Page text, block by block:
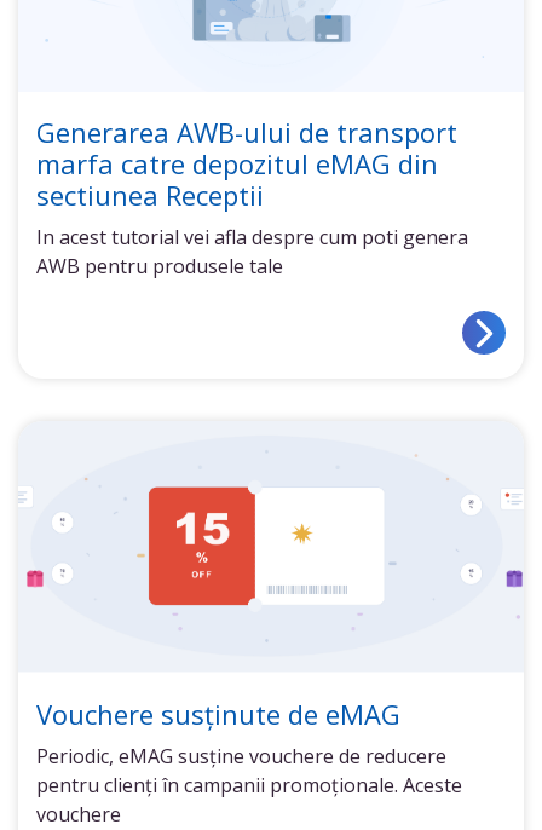
Generarea AWB-ului de transport
marfa catre depozitul eMAG din
sectiunea Receptii
In acest tutorial vei afla despre cum poti genera
AWB pentru produsele tale
Vouchere susținute de eMAG
Periodic, eMAG susține vouchere de reducere
pentru clienți în campanii promoționale. Aceste
vouchere